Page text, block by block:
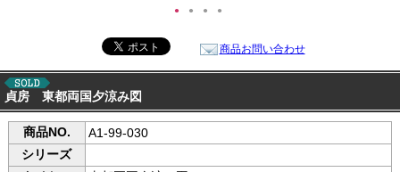
● ● ● ●
商品お問い合わせ
貞房 東都両国夕涼み図
商品NO.
A1-99-030
シリーズ